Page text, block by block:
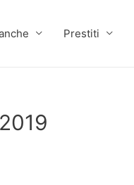
Prestiti